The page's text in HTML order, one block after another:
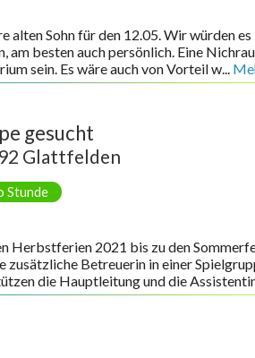
alten Sohn für den 12.05. Wir würden
am besten auch persönlich. Eine
sein. Es wäre auch von Vorteil w...
gesucht
Glattfelden
Stunde
Herbstferien 2021 bis zu den
Betreuerin in einer
die Hauptleitung und die